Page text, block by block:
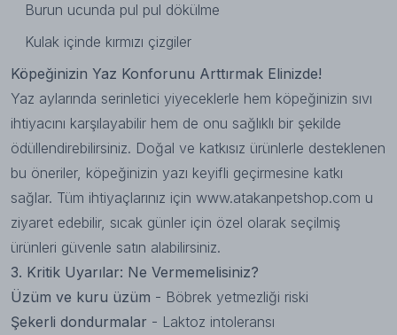
Burun ucunda pul pul dökülme
Kulak içinde kırmızı çizgiler
Köpeğinizin Yaz Konforunu Arttırmak Elinizde!
Yaz aylarında serinletici yiyeceklerle hem köpeğinizin sıvı
ihtiyacını karşılayabilir hem de onu sağlıklı bir şekilde
ödüllendirebilirsiniz. Doğal ve katkısız ürünlerle desteklenen
bu öneriler, köpeğinizin yazı keyifli geçirmesine katkı
sağlar. Tüm ihtiyaçlarınız için www.atakanpetshop.com u
ziyaret edebilir, sıcak günler için özel olarak seçilmiş
ürünleri güvenle satın alabilirsiniz.
3. Kritik Uyarılar: Ne Vermemelisiniz?
Üzüm ve kuru üzüm - Böbrek yetmezliği riski
Şekerli dondurmalar - Laktoz intoleransı